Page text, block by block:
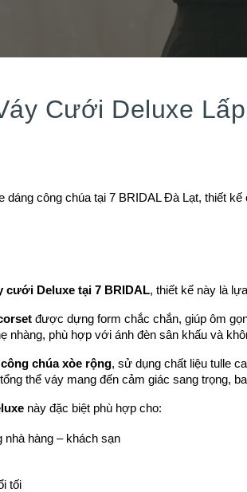
Cưới Deluxe
dáng công chúa tại 7 BRIDAL Đà Lạt, thiết
cưới Deluxe tại 7 BRIDAL, thiết kế này là
được dựng form chắc chắn, giúp ôm
nhàng, phù hợp với ánh đèn sân khấu và
chúa xòe rộng, sử dụng chất liệu tulle
thể váy mang đến cảm giác sang trọng,
này đặc biệt phù hợp cho:
nhà hàng – khách sạn
tối